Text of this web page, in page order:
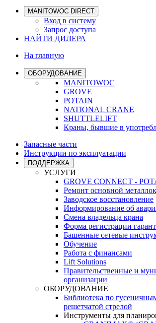
MANITOWOC DIRECT
Вход в систему
Запрос доступа
НАЙТИ ДИЛЕРА
На главную
ОБОРУДОВАНИЕ
MANITOWOC
GROVE
POTAIN
NATIONAL CRANE
SHUTTLELIFT
Краны, бывшие в
Запасные части
Инструкции по эксплуатации
ПОДДЕРЖКА
УСЛУГИ
GROVE CONNECT -
Ремонт основной
Заводское восстановление
Информирование об
Смена владельца крана
Форма регистрации
Башенные сетевые
Обучение
Работа с финансами
Lift Solutions
Правительственные и
организации
ОБОРУДОВАНИЕ
Библиотека по
решетчатой стрелой
Инструменты для